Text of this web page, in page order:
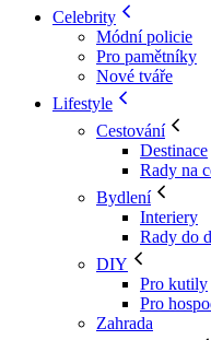
Celebrity
Módní policie
Pro pamětníky
Nové tváře
Lifestyle
Cestování
Destinace
Rady na
Bydlení
Interiery
Rady do
DIY
Pro kutily
Pro
Zahrada